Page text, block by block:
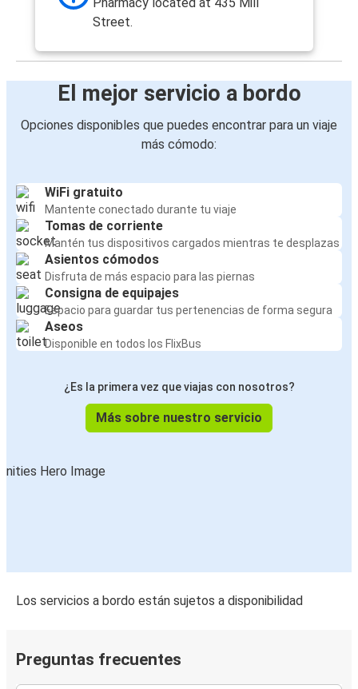
Street.
El mejor servicio a bordo
Opciones disponibles que puedes encontrar para un viaje
más cómodo:
WiFi gratuito
Mantente conectado durante tu viaje
Tomas de corriente
Mantén tus dispositivos cargados mientras te desplazas
Asientos cómodos
Disfruta de más espacio para las piernas
Consigna de equipajes
Espacio para guardar tus pertenencias de forma segura
Aseos
Disponible en todos los FlixBus
¿Es la primera vez que viajas con nosotros?
Más sobre nuestro servicio
Los servicios a bordo están sujetos a disponibilidad
Preguntas frecuentes